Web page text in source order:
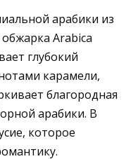
арабики из
Arabica
глубокий
карамели,
благородная
арабики. В
которое